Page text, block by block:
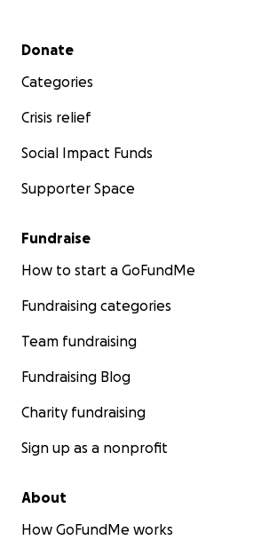
Secondary menu
Donate
Categories
Crisis relief
Social Impact Funds
Supporter Space
Fundraise
How to start a GoFundMe
Fundraising categories
Team fundraising
Fundraising Blog
Charity fundraising
Sign up as a nonprofit
About
How GoFundMe works